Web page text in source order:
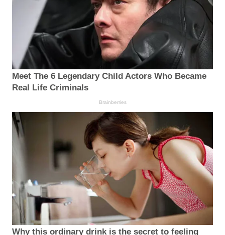
Meet The 6 Legendary Child Actors Who Became
Real Life Criminals
Brainberries
Why this ordinary drink is the secret to feeling